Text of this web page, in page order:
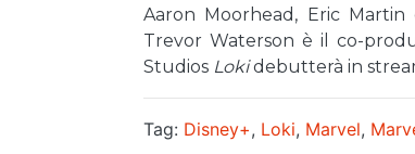
Aaron Moorhead, Eric
Trevor Waterson è il co-
Studios Lokidebutterà in
Tag: Disney+, Loki, Marvel,